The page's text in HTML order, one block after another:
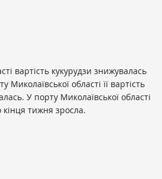
вартість кукурудзи знижувалась
області її вартість
У порту Миколаївської області
кінця тижня зросла.